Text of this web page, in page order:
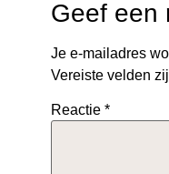
Geef een
Je e-mailadres
Vereiste velden
Reactie *